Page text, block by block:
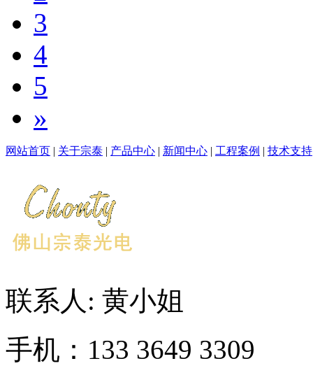
3
4
5
»
网站首页 | 关于宗泰 | 产品中心 | 新闻中心 | 工程案例 | 技术支持
联系人: 黄小姐
手机：133 3649 3309